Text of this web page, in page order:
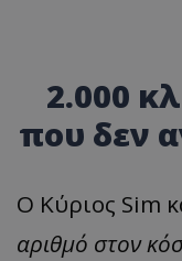
2.000
που δεν
Ο Κύριος Sim
αριθμό στον